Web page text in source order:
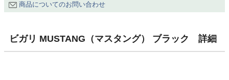
商品についてのお問い合わせ
ビガリ MUSTANG（マスタング） ブラック 詳細